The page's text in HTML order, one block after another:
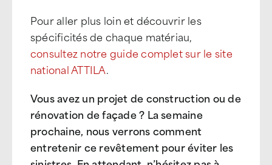
Pour aller plus loin et découvrir les
spécificités de chaque matériau,
consultez notre guide complet sur le site
national ATTILA.
Vous avez un projet de construction ou de
rénovation de façade ? La semaine
prochaine, nous verrons comment
entretenir ce revêtement pour éviter les